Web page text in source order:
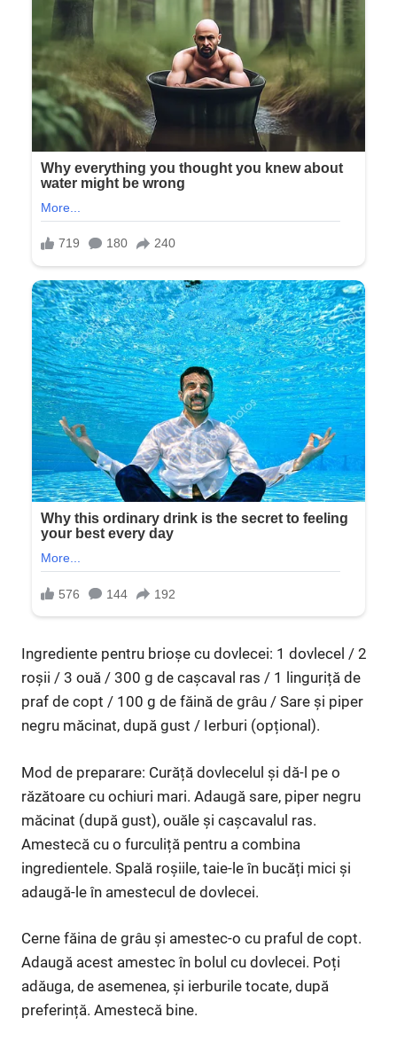
Ingrediente pentru brioșe cu dovlecei: 1 dovlecel / 2
roșii / 3 ouă / 300 g de cașcaval ras / 1 linguriță de
praf de copt / 100 g de făină de grâu / Sare și piper
negru măcinat, după gust / Ierburi (opțional).
Mod de preparare: Curăță dovlecelul și dă-l pe o
răzătoare cu ochiuri mari. Adaugă sare, piper negru
măcinat (după gust), ouăle și cașcavalul ras.
Amestecă cu o furculiță pentru a combina
ingredientele. Spală roșiile, taie-le în bucăți mici și
adaugă-le în amestecul de dovlecei.
Cerne făina de grâu și amestec-o cu praful de copt.
Adaugă acest amestec în bolul cu dovlecei. Poți
adăuga, de asemenea, și ierburile tocate, după
preferință. Amestecă bine.